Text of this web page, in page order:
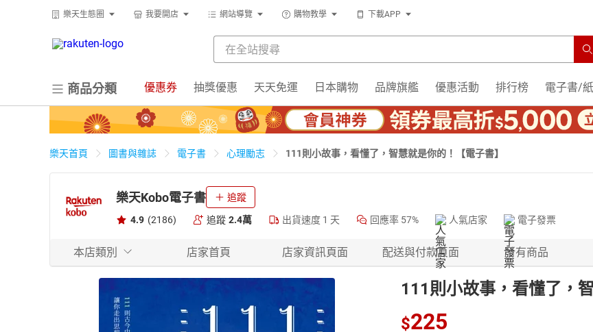
樂天生態圈 我要開店 網站導覽 購物教學 下載APP
商品分類 優惠券 抽獎優惠 天天免運 日本購物 品牌旗艦 優惠活動 排行榜 電子書/
樂天首頁 圖書與雜誌 電子書 心理勵志 111則小故事，看懂了，智慧就是你的！【電子書】
樂天Kobo電子書 追蹤
4.9 (2186) 追蹤 2.4萬 出貨速度 1 天 回應率 57% 人氣店家 電子發票
本店類別 店家首頁 店家資訊頁面 配送與付款頁面 所有商品
111則小故事，看懂了，
$225